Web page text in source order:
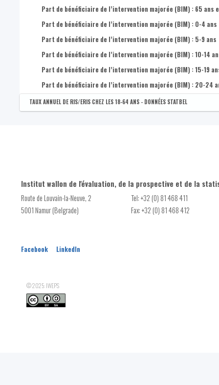
Part de bénéficiaire de l’intervention majorée (BIM) : 65 ans
Part de bénéficiaire de l’intervention majorée (BIM) : 0-4 ans
Part de bénéficiaire de l’intervention majorée (BIM) : 5-9 ans
Part de bénéficiaire de l’intervention majorée (BIM) : 10-14
Part de bénéficiaire de l’intervention majorée (BIM) : 15-19
Part de bénéficiaire de l’intervention majorée (BIM) : 20-24
TAUX ANNUEL DE RIS/ERIS CHEZ LES 18-64 ANS - DONNÉES STATBEL
Institut wallon de l'évaluation, de la prospective et de la
Route de Louvain-la-Neuve, 2
5001 Namur (Belgrade)
Tel: +32 (0) 81 468 411
Fax: +32 (0) 81 468 412
Facebook LinkedIn
© 2025: IWEPS